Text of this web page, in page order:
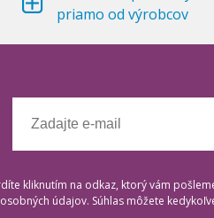
priamo od výrobcov
kliknutím na odkaz, ktorý vám
údajov. Súhlas môžete